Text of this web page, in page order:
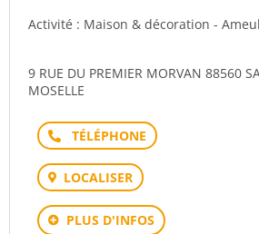
Activité : Maison & décoration -
9 RUE DU PREMIER MORVAN 88560
MOSELLE
Téléphone
LOCALISER
PLUS D'INFOS